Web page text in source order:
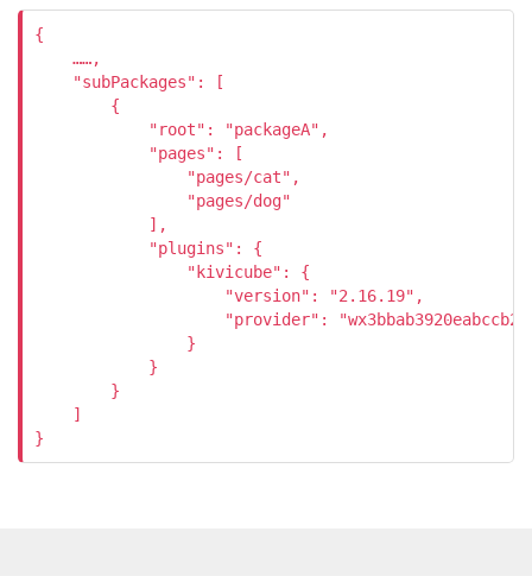
{
    ……,
    "subPackages": [
        {
            "root": "packageA",
            "pages": [
                "pages/cat",
                "pages/dog"
            ],
            "plugins": {
                "kivicube": {
                    "version": "2.16.19",
                    "provider": "wx3bbab3920eabccb2"
                }
            }
        }
    ]
}